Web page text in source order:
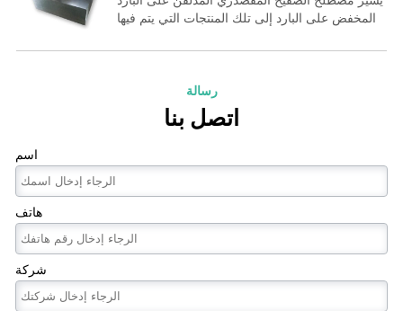
المخفض على البارد إلى تلك المنتجات التي يتم فيها
مطحنة الاختزال على البارد ثم تلدينها ودرفلتها على
رسالة
اتصل بنا
اسم
هاتف
شركة